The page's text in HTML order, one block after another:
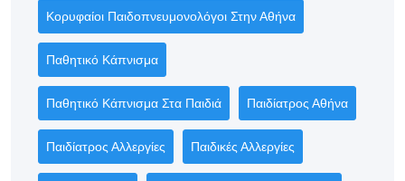
Κορυφαίοι Παιδοπνευμονολόγοι Στην Αθήνα
Παθητικό Κάπνισμα
Παθητικό Κάπνισμα Στα Παιδιά Παιδίατρος Αθήνα
Παιδίατρος Αλλεργίες Παιδικές Αλλεργίες